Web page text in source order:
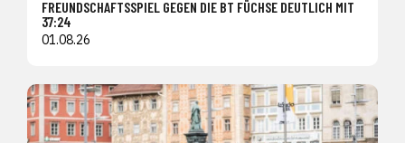
FREUNDSCHAFTSSPIEL GEGEN DIE BT FÜCHSE DEUTLICH MIT
37:24
01.08.26